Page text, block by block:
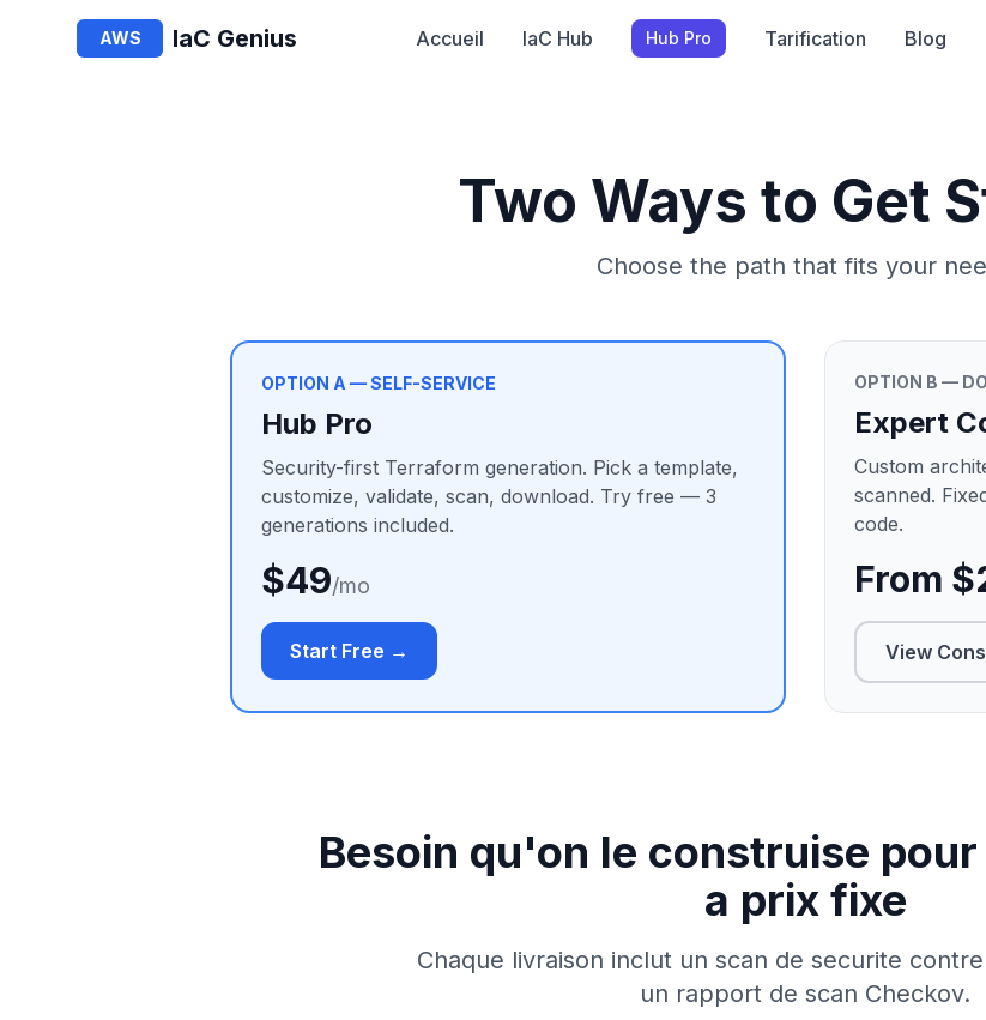
AWS IaC Genius Accueil IaC Hub Hub Pro Tarification Blog
Two Ways to Get
Choose the path that fits your
OPTION A — SELF-SERVICE
Hub Pro
Security-first Terraform generation. Pick a template,
customize, validate, scan, download. Try free — 3
generations included.
$49/mo
Start Free →
OPTION B —
Expert
Custom
scanned.
code.
From
View
Besoin qu'on le construise
a prix fixe
Chaque livraison inclut un scan de securite
un rapport de scan Checkov.